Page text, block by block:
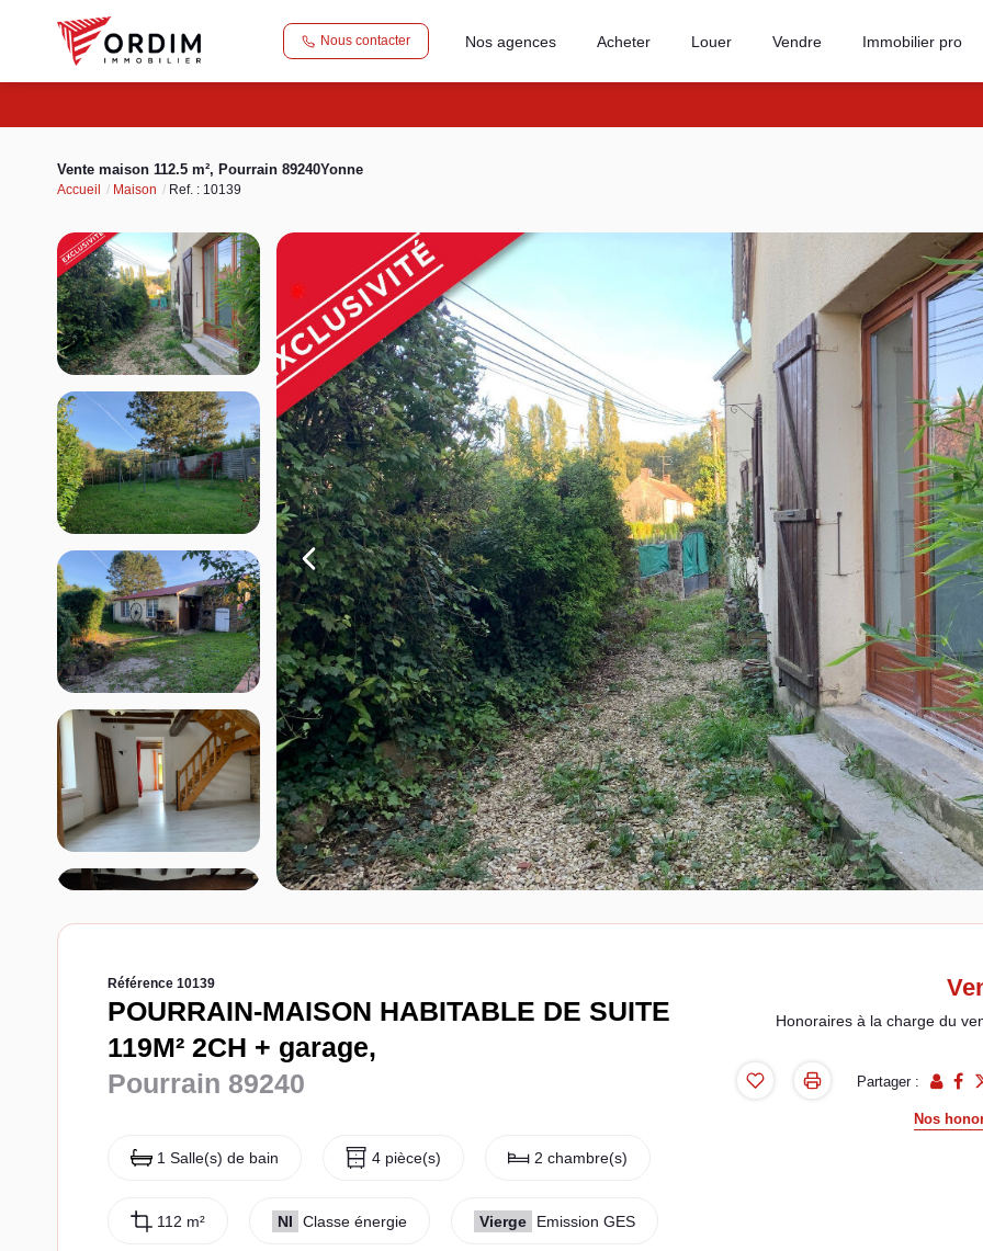
Nous contacter Nos agences Acheter Louer Vendre Immobilier pro
Vente maison 112.5 m², Pourrain 89240Yonne
Accueil Maison Ref. : 10139
Référence 10139
POURRAIN-MAISON HABITABLE DE SUITE
119M² 2CH + garage,
Pourrain 89240
1 Salle(s) de bain 4 pièce(s) 2 chambre(s)
112 m² NI Classe énergie Vierge Emission GES
Honoraires à la charge du
Partager :
Nos